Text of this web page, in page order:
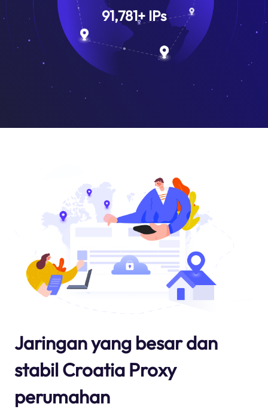
91,781+ IPs
Jaringan yang besar dan
stabil Croatia Proxy
perumahan